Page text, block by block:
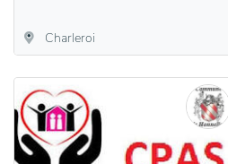
Charleroi